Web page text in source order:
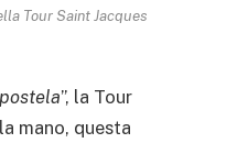
Tour Saint Jacques
”, la Tour
mano, questa